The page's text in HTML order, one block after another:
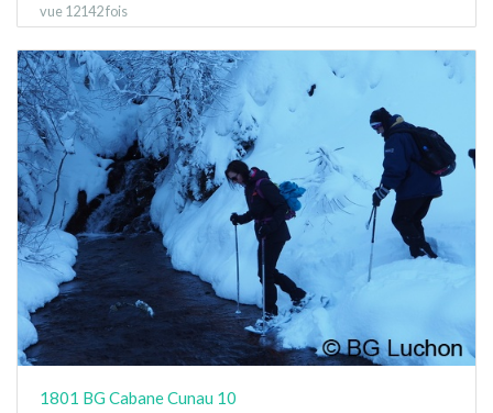
vue 12142 fois
1801 BG Cabane Cunau 10